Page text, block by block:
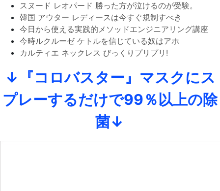
スヌード レオパード 勝った方が泣けるのが受験。
韓国 アウター レディースは今すぐ規制すべき
今日から使える実践的メソッドエンジニアリング講座
今時ルクルーゼ ケトルを信じている奴はアホ
カルティエ ネックレス びっくりプリプリ!
↓『コロバスター』マスクにス
プレーするだけで99％以上の除
菌↓